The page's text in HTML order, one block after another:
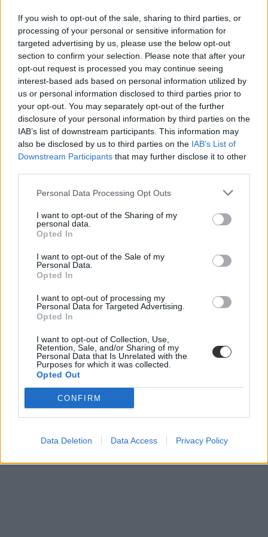
If you wish to opt-out of the sale, sharing to third parties, or
processing of your personal or sensitive information for
targeted advertising by us, please use the below opt-out
section to confirm your selection. Please note that after your
opt-out request is processed you may continue seeing
interest-based ads based on personal information utilized by
us or personal information disclosed to third parties prior to
your opt-out. You may separately opt-out of the further
disclosure of your personal information by third parties on the
IAB’s list of downstream participants. This information may
also be disclosed by us to third parties on the IAB’s List of
Downstream Participants that may further disclose it to other
Personal Data Processing Opt Outs
I want to opt-out of the Sharing of my
personal data.
Opted In
I want to opt-out of the Sale of my
Personal Data.
Opted In
I want to opt-out of processing my
Personal Data for Targeted Advertising.
Opted In
I want to opt-out of Collection, Use,
Retention, Sale, and/or Sharing of my
Personal Data that Is Unrelated with the
Purposes for which it was collected.
Opted Out
CONFIRM
Data Deletion Data Access Privacy Policy
hamis diploma
razzia
katonaság
ügyészség